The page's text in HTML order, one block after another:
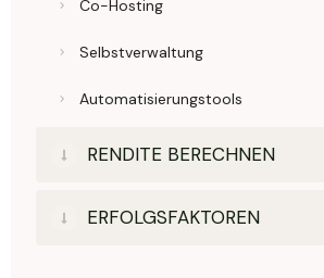
Co-Hosting
Selbstverwaltung
Automatisierungstools
RENDITE BERECHNEN
ERFOLGSFAKTOREN